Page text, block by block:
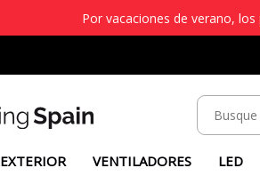
Por vacaciones de verano,
EXTERIOR VENTILADORES LED